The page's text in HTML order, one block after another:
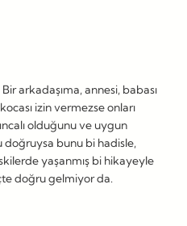
Bir arkadaşıma, annesi, babası
izin vermezse onları
olduğunu ve uygun
doğruysa bunu bi hadisle,
yaşanmış bi hikayeyle
doğru gelmiyor da.